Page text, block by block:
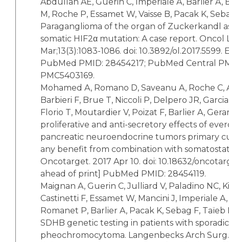
M, Roche P, Essamet W, Vaisse B, Pacak K,
Paraganglioma of the organ of Zuckerkandl
somatic HIF2α mutation: A case report. Oncol
Mar;13(3):1083-1086. doi: 10.3892/ol.2017.5599.
PubMed PMID: 28454217; PubMed Central
PMC5403169.
Mohamed A, Romano D, Saveanu A, Roche
Barbieri F, Brue T, Niccoli P, Delpero JR,
Florio T, Moutardier V, Poizat F, Barlier A,
proliferative and anti-secretory effects of
pancreatic neuroendocrine tumors primary
any benefit from combination with
Oncotarget. 2017 Apr 10. doi: 10.18632/
ahead of print] PubMed PMID: 28454119.
Maignan A, Guerin C, Julliard V, Paladino NC,
Castinetti F, Essamet W, Mancini J, Imperiale
Romanet P, Barlier A, Pacak K, Sebag F,
SDHB genetic testing in patients with sporadic
pheochromocytoma. Langenbecks Arch Surg.